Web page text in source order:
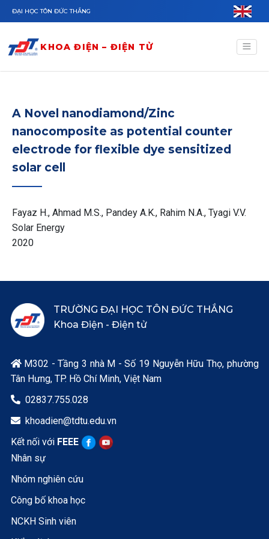
Nhảy đến nội dung
ĐẠI HỌC TÔN ĐỨC THẮNG
KHOA ĐIỆN – ĐIỆN TỬ
A Novel nanodiamond/Zinc
nanocomposite as potential counter
electrode for flexible dye sensitized
solar cell
Fayaz H., Ahmad M.S., Pandey A.K., Rahim N.A., Tyagi V.V.
Solar Energy
2020
TRƯỜNG ĐẠI HỌC TÔN ĐỨC THẮNG
Khoa Điện - Điện tử
M302 - Tầng 3 nhà M - Số 19 Nguyễn Hữu Thọ, phường
Tân Hưng, TP. Hồ Chí Minh, Việt Nam
 02837.755.028
 khoadien@tdtu.edu.vn
Kết nối với FEEE
Nhân sự
Nhóm nghiên cứu
Công bố khoa học
NCKH Sinh viên